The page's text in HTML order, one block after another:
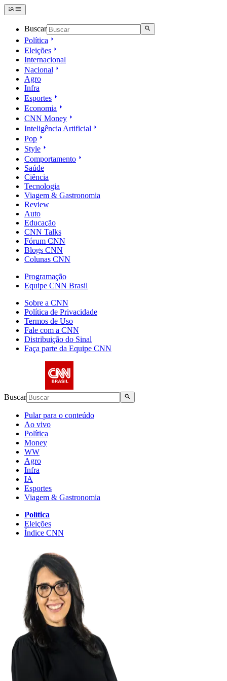
Buscar
Política
Eleições
Internacional
Nacional
Agro
Infra
Esportes
Economia
CNN Money
Inteligência Artificial
Pop
Style
Comportamento
Saúde
Ciência
Tecnologia
Viagem & Gastronomia
Review
Auto
Educação
CNN Talks
Fórum CNN
Blogs CNN
Colunas CNN
Programação
Equipe CNN Brasil
Sobre a CNN
Política de Privacidade
Termos de Uso
Fale com a CNN
Distribuição do Sinal
Faça parte da Equipe CNN
Buscar
Pular para o conteúdo
Ao vivo
Política
Money
WW
Agro
Infra
IA
Esportes
Viagem & Gastronomia
Política
Eleições
Índice CNN